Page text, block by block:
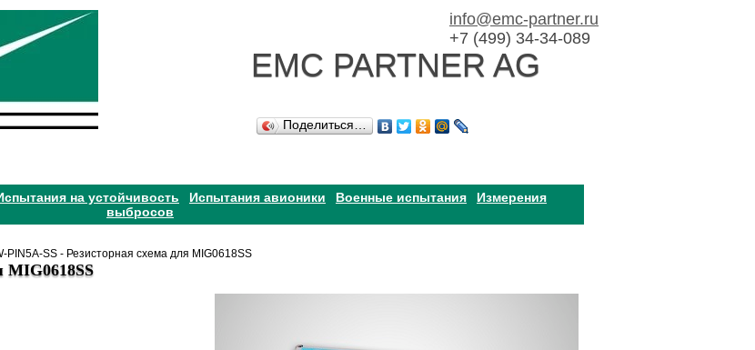
info@emc-partner.ru
+7 (499) 34-34-089
EMC PARTNER AG
Поделиться…
на устойчивость Испытания авионики Военные испытания
Измерения
выбросов
PIN5A-SS - Резисторная схема для MIG0618SS
MIG0618SS